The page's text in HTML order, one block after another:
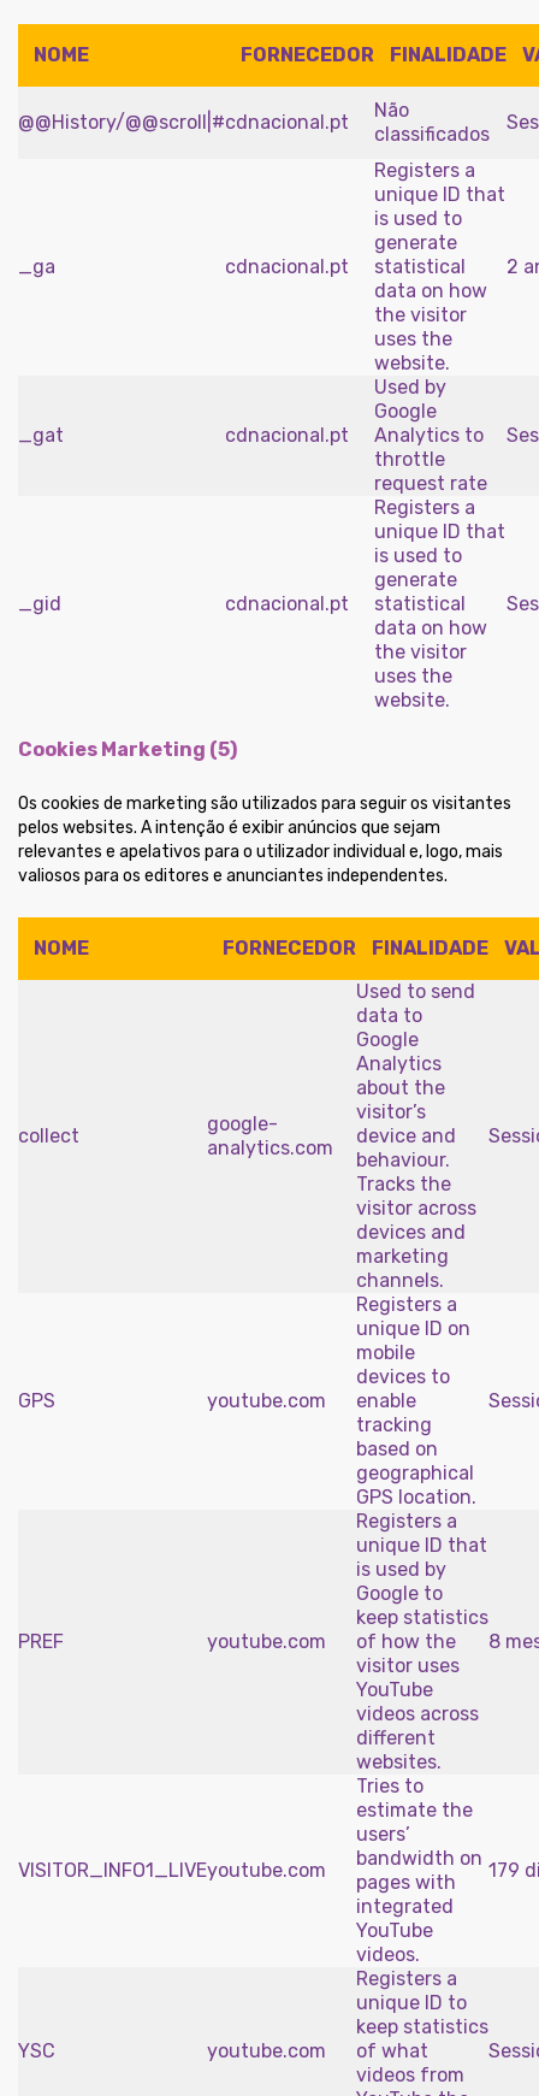
NOME FORNECEDOR FINALIDADE
@@History/@@scroll|#cdnacional.pt
Não
classificados
_ga cdnacional.pt
Registers a
unique ID that
is used to
generate
statistical
data on how
the visitor
uses the
website.
2
_gat cdnacional.pt
Used by
Google
Analytics to
throttle
request rate
_gid cdnacional.pt
Registers a
unique ID that
is used to
generate
statistical
data on how
the visitor
uses the
website.
Cookies Marketing (5)
Os cookies de marketing são utilizados ​​para seguir os visitantes
pelos websites. A intenção é exibir anúncios que sejam
relevantes e apelativos para o utilizador individual e, logo, mais
valiosos para os editores e anunciantes independentes.
NOME FORNECEDOR FINALIDADE
collect
google-
analytics.com
Used to send
data to
Google
Analytics
about the
visitor’s
device and
behaviour.
Tracks the
visitor across
devices and
marketing
channels.
GPS youtube.com
Registers a
unique ID on
mobile
devices to
enable
tracking
based on
geographical
GPS location.
PREF youtube.com
Registers a
unique ID that
is used by
Google to
keep statistics
of how the
visitor uses
YouTube
videos across
different
websites.
8
VISITOR_INFO1_LIVEyoutube.com
Tries to
estimate the
users’
bandwidth on
pages with
integrated
YouTube
videos.
179
YSC youtube.com
Registers a
unique ID to
keep statistics
of what
videos from